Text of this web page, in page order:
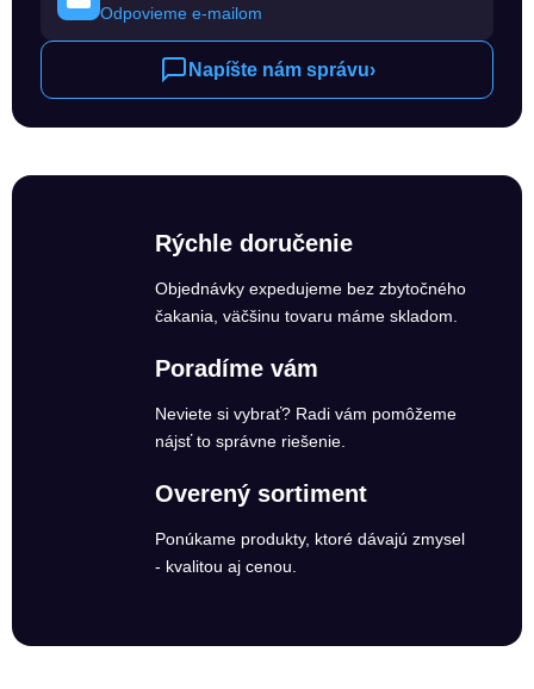
Odpovieme e-mailom
Napíšte nám správu›
Rýchle doručenie
Objednávky expedujeme bez zbytočného
čakania, väčšinu tovaru máme skladom.
Poradíme vám
Neviete si vybrať? Radi vám pomôžeme
nájsť to správne riešenie.
Overený sortiment
Ponúkame produkty, ktoré dávajú zmysel
- kvalitou aj cenou.